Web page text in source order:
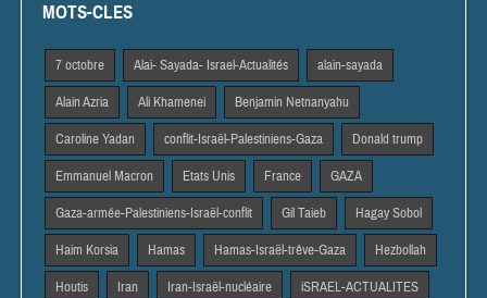
MOTS-CLES
7 octobre Alai- Sayada- Israel-Actualités alain-sayada
Alain Azria Ali Khamenei Benjamin Netnanyahu
Caroline Yadan conflit-Israël-Palestiniens-Gaza Donald trump
Emmanuel Macron Etats Unis France GAZA
Gaza-armée-Palestiniens-Israël-conflit Gil Taieb Hagay Sobol
Haim Korsia Hamas Hamas-Israël-trêve-Gaza Hezbollah
Houtis Iran Iran-Israël-nucléaire iSRAEL-ACTUALITES